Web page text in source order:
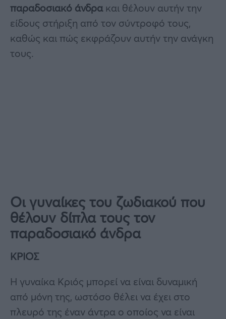
παραδοσιακό άνδρακαι θέλουν αυτήν την
είδους στήριξη από τον σύντροφό τους,
καθώς και πώς εκφράζουν αυτήν την ανάγκη
τους.
Οι γυναίκες του ζωδιακού που
θέλουν δίπλα τους τον
παραδοσιακό άνδρα
ΚΡΙΟΣ
Η γυναίκα Κριός μπορεί να είναι δυναμική
από μόνη της, ωστόσο θέλει να έχει στο
πλευρό της έναν άντρα ο οποίος να είναι